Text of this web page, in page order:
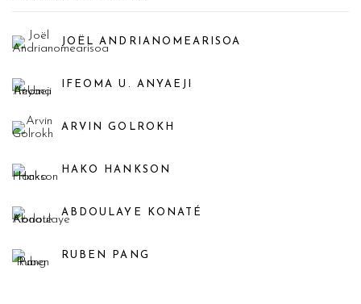
JOËL ANDRIANOMEARISOA
IFEOMA U. ANYAEJI
ARVIN GOLROKH
HAKO HANKSON
ABDOULAYE KONATÉ
RUBEN PANG